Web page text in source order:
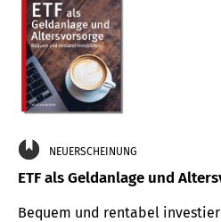
NEUERSCHEINUNG
ETF als Geldanlage und
Bequem und rentabel